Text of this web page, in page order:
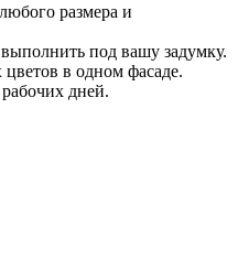
размера и
под вашу задумку.
в одном фасаде.
дней.